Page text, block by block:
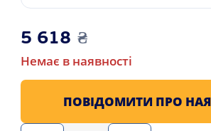
5 618 ₴
Немає в наявності
ПОВІДОМИТИ ПРО